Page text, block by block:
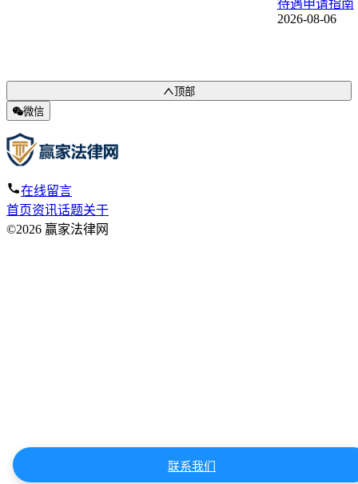
待遇申请指南
2026-08-06
顶部
微信
联系我们
在线留言
首页资讯话题关于
©2026 赢家法律网